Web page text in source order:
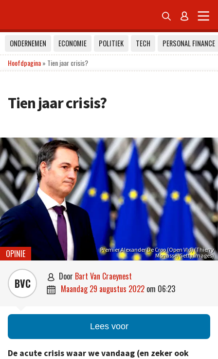
 
ONDERNEMEN ECONOMIE POLITIEK TECH
PERSONAL FINANCE
Hoofdpagina» Tien jaar crisis?
Tien jaar crisis?
Premier Alexander De Croo (Open Vld) (Thierry
Monasse/Getty Images)
OPINIE
BVC  door Bart Van Craeynest
 maandag 29 augustus 2022 om 06:23
Lees voor
De acute crisis waar we vandaag (en zeker ook